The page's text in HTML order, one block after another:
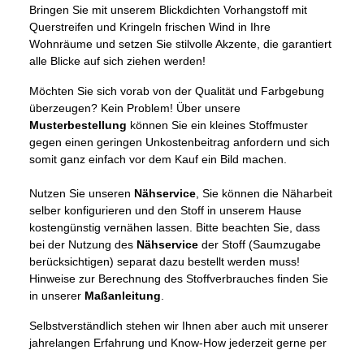
Bringen Sie mit unserem Blickdichten Vorhangstoff mit
Querstreifen und Kringeln frischen Wind in Ihre
Wohnräume und setzen Sie stilvolle Akzente, die garantiert
alle Blicke auf sich ziehen werden!
Möchten Sie sich vorab von der Qualität und Farbgebung
überzeugen? Kein Problem! Über unsere
Musterbestellung können Sie ein kleines Stoffmuster
gegen einen geringen Unkostenbeitrag anfordern und sich
somit ganz einfach vor dem Kauf ein Bild machen.
Nutzen Sie unseren Nähservice , Sie können die Näharbeit
selber konfigurieren und den Stoff in unserem Hause
kostengünstig vernähen lassen. Bitte beachten Sie, dass
bei der Nutzung des Nähservice der Stoff (Saumzugabe
berücksichtigen) separat dazu bestellt werden muss!
Hinweise zur Berechnung des Stoffverbrauches finden Sie
in unserer Maßanleitung
Selbstverständlich stehen wir Ihnen aber auch mit unserer
jahrelangen Erfahrung und Know-How jederzeit gerne per